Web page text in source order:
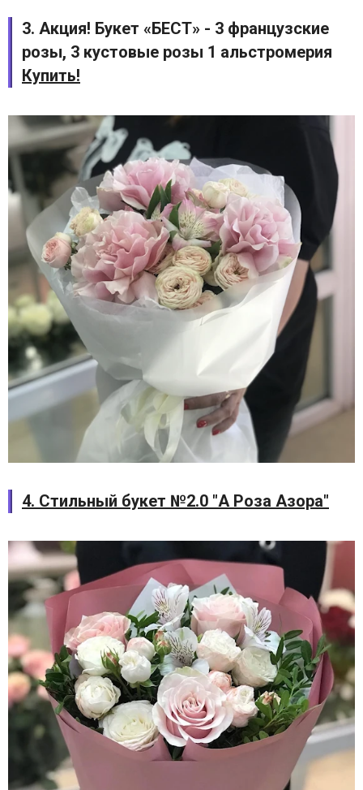
3. Акция! Букет «БЕСТ» - 3 французские
розы, 3 кустовые розы 1 альстромерия
Купить!
4. Стильный букет №2.0 "А Роза Азора"